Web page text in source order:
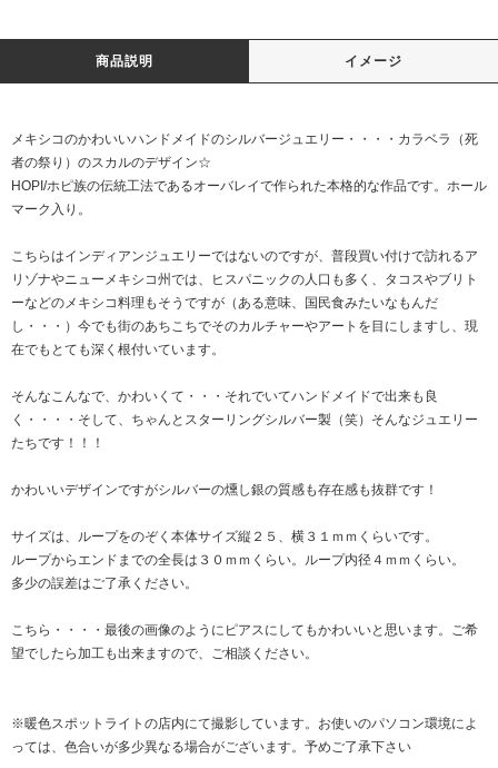
商品説明 イメージ
メキシコのかわいいハンドメイドのシルバージュエリー・・・・カラベラ（死
者の祭り）のスカルのデザイン☆
HOPI/ホピ族の伝統工法であるオーバレイで作られた本格的な作品です。ホール
マーク入り。
こちらはインディアンジュエリーではないのですが、普段買い付けで訪れるア
リゾナやニューメキシコ州では、ヒスパニックの人口も多く、タコスやブリト
ーなどのメキシコ料理もそうですが（ある意味、国民食みたいなもんだ
し・・・）今でも街のあちこちでそのカルチャーやアートを目にしますし、現
在でもとても深く根付いています。
そんなこんなで、かわいくて・・・それでいてハンドメイドで出来も良
く・・・・そして、ちゃんとスターリングシルバー製（笑）そんなジュエリー
たちです！！！
かわいいデザインですがシルバーの燻し銀の質感も存在感も抜群です！
サイズは、ループをのぞく本体サイズ縦２５、横３１ｍｍくらいです。
ループからエンドまでの全長は３０ｍｍくらい。ループ内径４ｍｍくらい。
多少の誤差はご了承ください。
こちら・・・・最後の画像のようにピアスにしてもかわいいと思います。ご希
望でしたら加工も出来ますので、ご相談ください。
※暖色スポットライトの店内にて撮影しています。お使いのパソコン環境によ
っては、色合いが多少異なる場合がございます。予めご了承下さい